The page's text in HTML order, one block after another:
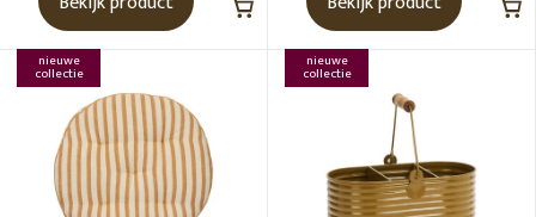
nieuwe
collectie
nieuwe
collectie